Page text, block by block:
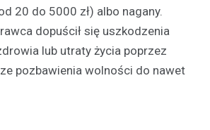
20 do 5000 zł) albo nagany.
dopuścił się uszkodzenia
lub utraty życia poprzez
pozbawienia wolności do nawet